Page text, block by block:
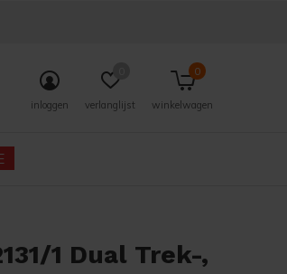
inloggen verlanglijst winkelwagen
0
1 Dual Trek-,